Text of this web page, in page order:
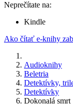
Neprečítate na:
Kindle
Ako čítať e-knihy
Audioknihy
Beletria
Detektívky,
Detektívky
Dokonalá smrt